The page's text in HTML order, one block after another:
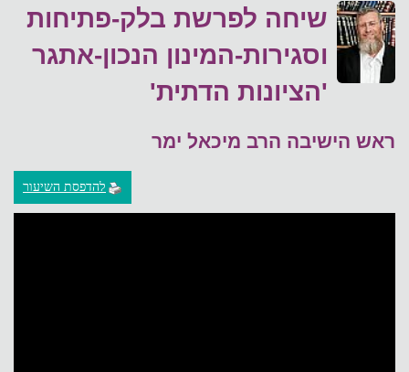
שיחה לפרשת בלק-פתיחות
וסגירות-המינון הנכון-אתגר
'הציונות הדתית'
ראש הישיבה הרב מיכאל ימר
להדפסת השיעור